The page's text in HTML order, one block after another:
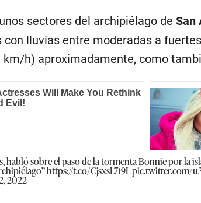
sectores del archipiélago de San
lluvias entre moderadas a
h) aproximadamente, como
sobre el paso de la tormenta Bonnie por la
https://t.co/CjsxsL719Lpic.twitter.com/
2022